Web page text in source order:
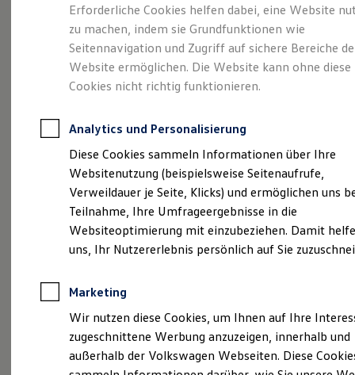
Leasing
Leasing-Angebote
Gebrauchtwagen Leasing
Junge Gebrauchtwagen-Leasing
Elektroauto Leasing
Kleinwagen-Leasing
Leasing ohne Anzahlung
Autokredit mit Schlussrate
Versicherungen und Garantien
Kfz-Versicherung
Restschuldversicherungen
Garantien
Wartungsverträge
Geschäftskunden
Professional Class bei Volkswagen
Großkunden
Behörden
Anpfiff zum Gewinn
Elektroautos
ID. Tutorials
Elektrofahrzeugkonzepte
Vollelektrisch.
Vielseitig. Und sehr
viel Platz. Der ID.4
Impressum & Rechtliches
Erforderliche Cookies helfen dabei, eine Website
zu machen, indem sie Grundfunktionen wie
Seitennavigation und Zugriff auf sichere Bereiche
Website ermöglichen. Die Website kann ohne diese
Cookies nicht richtig funktionieren.
Analytics und Personalisierung
Diese Cookies sammeln Informationen über Ihre
Websitenutzung (beispielsweise Seitenaufrufe,
Verweildauer je Seite, Klicks) und ermöglichen uns
Teilnahme, Ihre Umfrageergebnisse in die
Websiteoptimierung mit einzubeziehen. Damit
uns, Ihr Nutzererlebnis persönlich auf Sie
Marketing
Wir nutzen diese Cookies, um Ihnen auf Ihre
zugeschnittene Werbung anzuzeigen, innerhalb und
außerhalb der Volkswagen Webseiten. Diese